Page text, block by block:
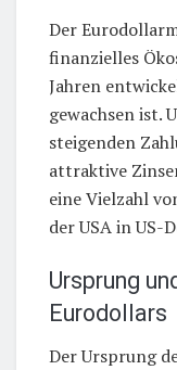
Der
finanzielles
Jahren
gewachsen ist.
steigenden
attraktive
eine Vielzahl
der USA in US-
Ursprung
Eurodollars
Der Ursprung